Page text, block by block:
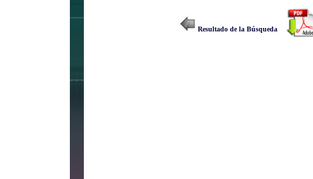
Resultado de la Búsqueda